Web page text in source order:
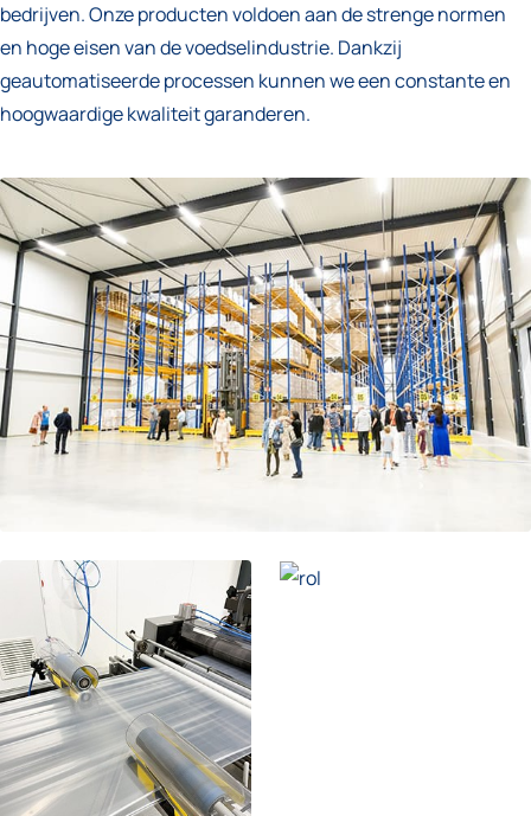
bedrijven. Onze producten voldoen aan de strenge normen
en hoge eisen van de voedselindustrie. Dankzij
geautomatiseerde processen kunnen we een constante en
hoogwaardige kwaliteit garanderen.